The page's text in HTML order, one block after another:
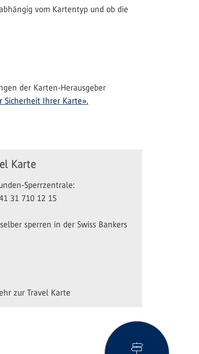
vom Kartentyp und ob die
der Karten-Herausgeber
Sicherheit Ihrer Karte».
Karte
Sperrzentrale:
31 710 12 15
sperren in der Swiss Bankers
zur Travel Karte